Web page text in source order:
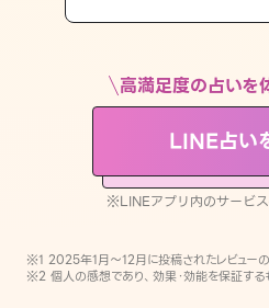
LINE占いを開く
※LINEアプリ内のサービスページへ遷移します
高満足度の占いを
LINE占い
※LINEアプリ内のサービ
※1 2025年1月〜12月に投稿されたレビュー
※2 個人の感想であり、効果・効能を保証する